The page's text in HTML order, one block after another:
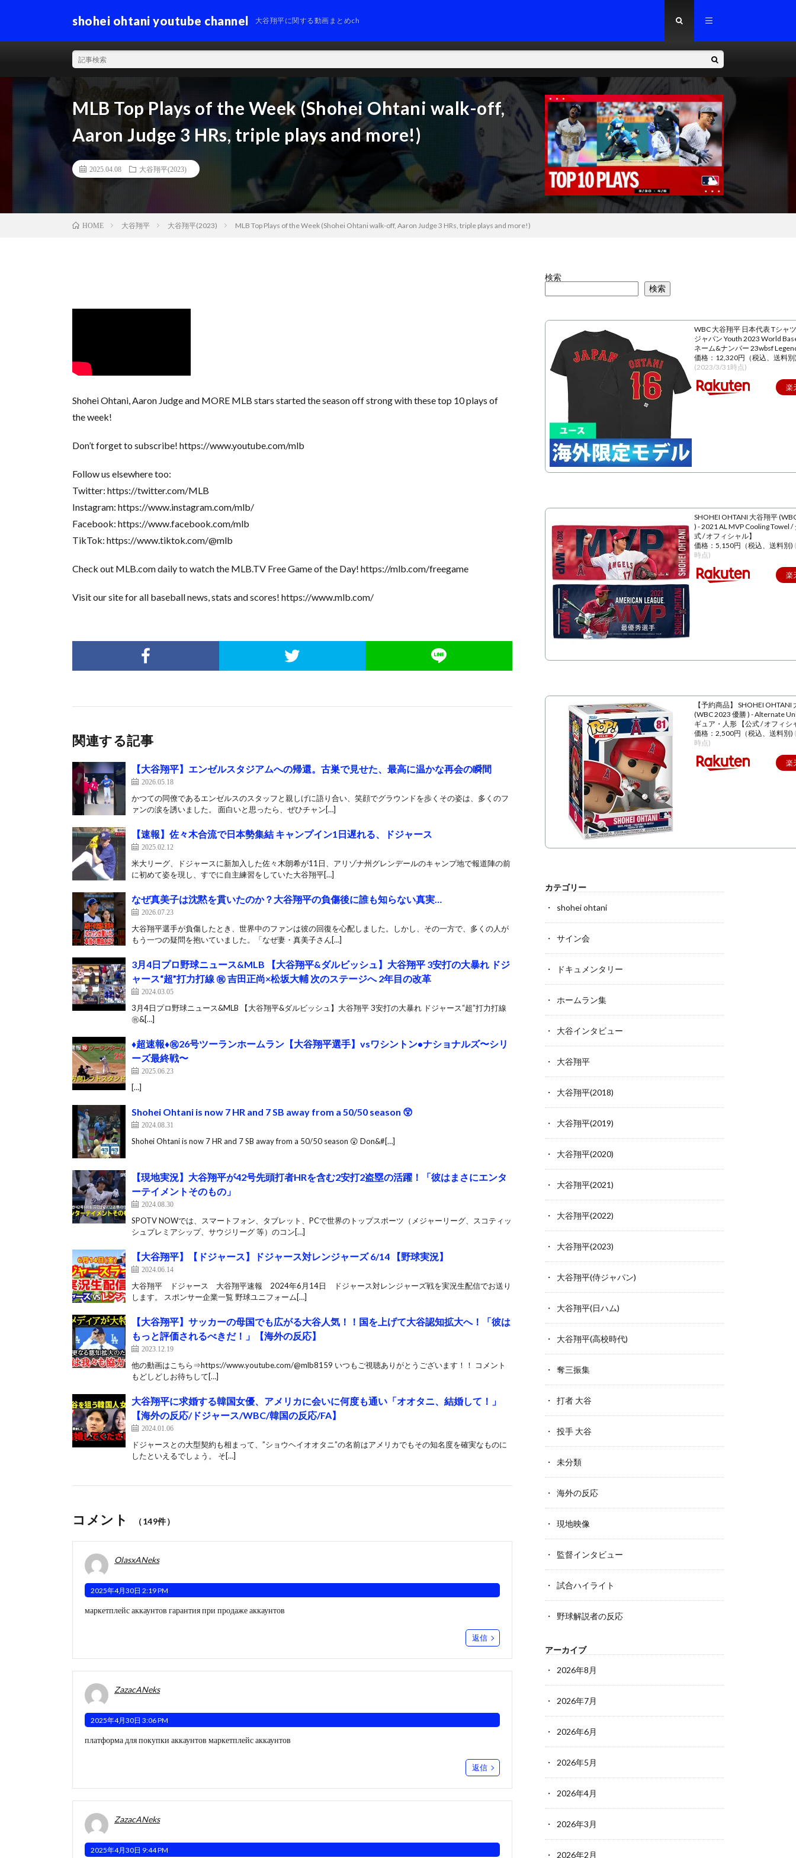
shohei ohtani youtube channel 大谷翔平に関する動画まとめch
MLB Top Plays of the Week (Shohei Ohtani walk-off,
Aaron Judge 3 HRs, triple plays and more!)
2025.04.08 大谷翔平(2023)
HOME 大谷翔平 大谷翔平(2023) MLB Top Plays of the Week (Shohei Ohtani walk-off, Aaron Judge 3 HRs, triple plays and more!)
Shohei Ohtani, Aaron Judge and MORE MLB stars started the season off strong with these top 10 plays of
the week!
Don’t forget to subscribe! https://www.youtube.com/mlb
Follow us elsewhere too:
Twitter: https://twitter.com/MLB
Instagram: https://www.instagram.com/mlb/
Facebook: https://www.facebook.com/mlb
TikTok: https://www.tiktok.com/@mlb
Check out MLB.com daily to watch the MLB.TV Free Game of the Day! https://mlb.com/freegame
Visit our site for all baseball news, stats and scores! https://www.mlb.com/
関連する記事
【大谷翔平】エンゼルスタジアムへの帰還。古巣で見せた、最高に温かな再会の瞬間
2026.05.18
かつての同僚であるエンゼルスのスタッフと親しげに語り合い、笑顔でグラウンドを歩くその姿は、多くのフ
ァンの涙を誘いました。 面白いと思ったら、ぜひチャン[…]
【速報】佐々木合流で日本勢集結 キャンプイン1日遅れる、ドジャース
2025.02.12
米大リーグ、ドジャースに新加入した佐々木朗希が11日、アリゾナ州グレンデールのキャンプ地で報道陣の前
に初めて姿を現し、すでに自主練習をしていた大谷翔平[…]
なぜ真美子は沈黙を貫いたのか？大谷翔平の負傷後に誰も知らない真実…
2026.07.23
大谷翔平選手が負傷したとき、世界中のファンは彼の回復を心配しました。しかし、その一方で、多くの人が
もう一つの疑問を抱いていました。「なぜ妻・真美子さん[…]
3月4日プロ野球ニュース&MLB 【大谷翔平&ダルビッシュ】大谷翔平 3安打の大暴れ ドジ
ャース“超”打力打線 ㊗️ 吉田正尚×松坂大輔 次のステージへ 2年目の改革
2024.03.05
3月4日プロ野球ニュース&MLB 【大谷翔平&ダルビッシュ】大谷翔平 3安打の大暴れ ドジャース“超”打力打線
㊗&[…]
♦️超速報♦️㊗️26号ツーランホームラン【大谷翔平選手】vsワシントン•ナショナルズ〜シリ
ーズ最終戦〜
2025.06.23
[…]
Shohei Ohtani is now 7 HR and 7 SB away from a 50/50 season 😲
2024.08.31
Shohei Ohtani is now 7 HR and 7 SB away from a 50/50 season 😲 Don&#[…]
【現地実況】大谷翔平が42号先頭打者HRを含む2安打2盗塁の活躍！「彼はまさにエンタ
ーテイメントそのもの」
2024.08.30
SPOTV NOWでは、スマートフォン、タブレット、PCで世界のトップスポーツ（メジャーリーグ、スコティッ
シュプレミアシップ、サウジリーグ 等）のコン[…]
【大谷翔平】【ドジャース】ドジャース対レンジャーズ 6/14 【野球実況】
2024.06.14
大谷翔平 ドジャース 大谷翔平速報 2024年6月14日 ドジャース対レンジャーズ戦を実況生配信でお送り
します。 スポンサー企業一覧 野球ユニフォーム[…]
【大谷翔平】サッカーの母国でも広がる大谷人気！！国を上げて大谷認知拡大へ！「彼は
もっと評価されるべきだ！」【海外の反応】
2023.12.19
他の動画はこちら⇒https://www.youtube.com/@mlb8159 いつもご視聴ありがとうございます！！ コメント
もどしどしお待ちして[…]
大谷翔平に求婚する韓国女優、アメリカに会いに何度も通い「オオタニ、結婚して！」
【海外の反応/ドジャース/WBC/韓国の反応/FA】
2024.01.06
ドジャースとの大型契約も相まって、”ショウヘイオオタニ”の名前はアメリカでもその知名度を確実なものに
したといえるでしょう。 そ[…]
コメント （149件）
OlasxANeks
2025年4月30日 2:19 PM
маркетплейс аккаунтов гарантия при продаже аккаунтов
返信
ZazacANeks
2025年4月30日 3:06 PM
платформа для покупки аккаунтов маркетплейс аккаунтов
返信
ZazacANeks
2025年4月30日 9:44 PM
検索
検索
WBC 大谷翔平 日本代表 Tシャ
ジャパン Youth 2023 World
ネーム&ナンバー 23wbsf
価格：12,320円（税込、送料別
(2023/3/31時点)
楽
SHOHEI OHTANI 大谷翔平
) - 2021 AL MVP Cooling Towel /
式 / オフィシャル】
価格：5,150円（税込、送料別)
時点)
楽
【予約商品】 SHOHEI OHTANI
(WBC 2023 優勝 ) - Alternate
ギュア・人形 【公式 / オフィシ
価格：2,500円（税込、送料別)
時点)
楽
カテゴリー
shohei ohtani
サイン会
ドキュメンタリー
ホームラン集
大谷インタビュー
大谷翔平
大谷翔平(2018)
大谷翔平(2019)
大谷翔平(2020)
大谷翔平(2021)
大谷翔平(2022)
大谷翔平(2023)
大谷翔平(侍ジャパン)
大谷翔平(日ハム)
大谷翔平(高校時代)
奪三振集
打者 大谷
投手 大谷
未分類
海外の反応
現地映像
監督インタビュー
試合ハイライト
野球解説者の反応
アーカイブ
2026年8月
2026年7月
2026年6月
2026年5月
2026年4月
2026年3月
2026年2月